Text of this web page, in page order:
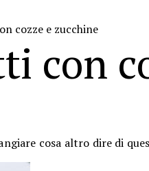
cozze e zucchine
con
cosa altro dire di